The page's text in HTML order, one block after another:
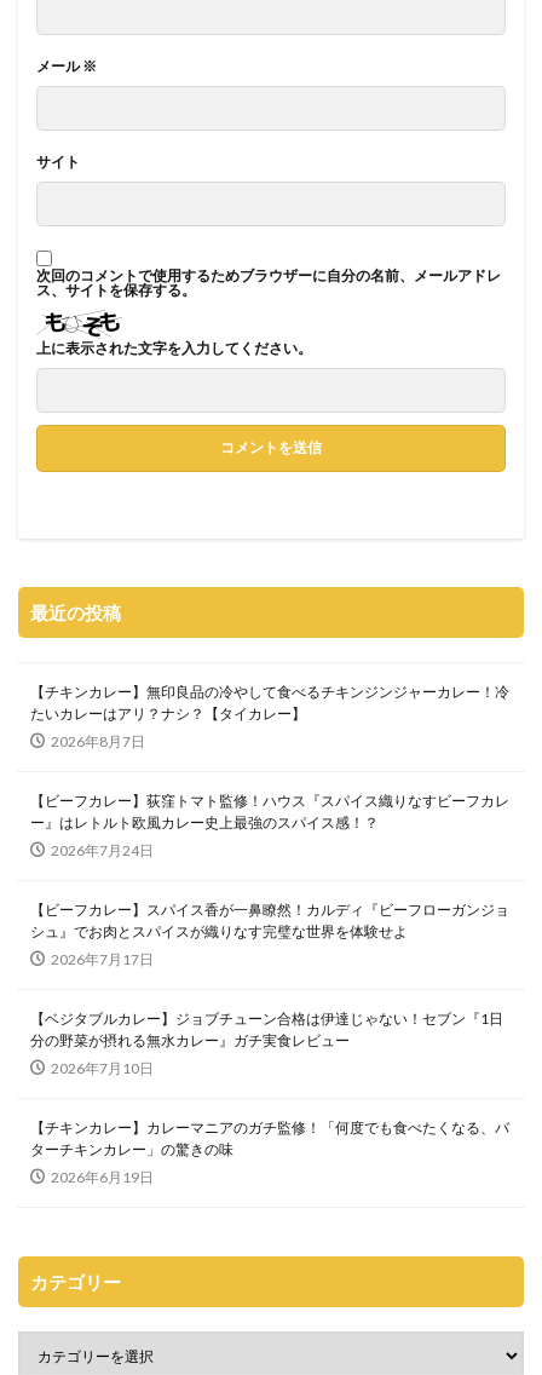
メール※
サイト
次回のコメントで使用するためブラウザーに自分の名前、メールアドレ
ス、サイトを保存する。
上に表示された文字を入力してください。
最近の投稿
【チキンカレー】無印良品の冷やして食べるチキンジンジャーカレー！冷
たいカレーはアリ？ナシ？【タイカレー】
2026年8月7日
【ビーフカレー】荻窪トマト監修！ハウス『スパイス織りなすビーフカレ
ー』はレトルト欧風カレー史上最強のスパイス感！？
2026年7月24日
【ビーフカレー】スパイス香が一鼻瞭然！カルディ『ビーフローガンジョ
シュ』でお肉とスパイスが織りなす完璧な世界を体験せよ
2026年7月17日
【ベジタブルカレー】ジョブチューン合格は伊達じゃない！セブン『1日
分の野菜が摂れる無水カレー』ガチ実食レビュー
2026年7月10日
【チキンカレー】カレーマニアのガチ監修！「何度でも食べたくなる、バ
ターチキンカレー」の驚きの味
2026年6月19日
カテゴリー